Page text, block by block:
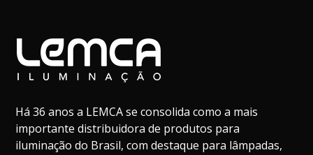
Há 36 anos a LEMCA se consolida como a mais
importante distribuidora de produtos para
iluminação do Brasil, com destaque para lâmpadas,